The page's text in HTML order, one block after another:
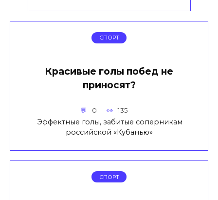
СПОРТ
Красивые голы побед не
приносят?
0 135
Эффектные голы, забитые соперникам
российской «Кубанью»
СПОРТ